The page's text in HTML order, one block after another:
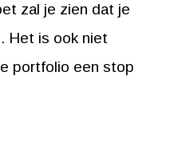
zal je zien dat je
Het is ook niet
portfolio een stop